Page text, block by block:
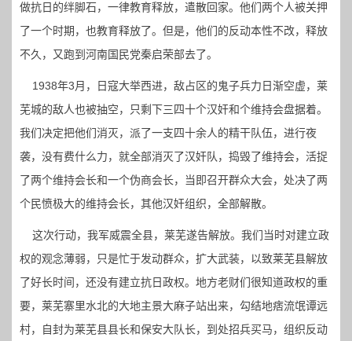
做抗日的绊脚石，一律教育释放，遣散回家。他们两个人被关押
了一个时期，也教育释放了。但是，他们的反动本性不改，释放
不久，又跑到河南国民党秦启荣部去了。
1938年3月，日寇大举西进，敌占区的鬼子兵力日渐空虚，莱
芜城的敌人也被抽空，只剩下三四十个汉奸和个维持会盘据着。
我们决定把他们消灭，派了一支四十余人的精干队伍，进行夜
袭，没有费什么力，就全部消灭了汉奸队，捣毁了维持会，活捉
了两个维持会长和一个伪商会长，当即召开群众大会，处决了两
个民愤极大的维持会长，其他汉奸组织，全部解散。
这次行动，我军威震全县，莱芜遂告解放。我们当时对建立政
权的观念薄弱，只是忙于发动群众，扩大武装，以致莱芜县解放
了好长时间，还没有建立抗日政权。地方老财们很知道政权的重
要，莱芜寨里水北的大地主景大麻子站出来，勾结地痞流氓谭远
村，自封为莱芜县县长和保安大队长，到处招兵买马，组织反动